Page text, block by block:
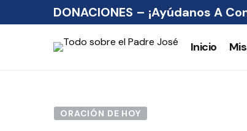
DONACIONES – ¡Ayúdanos A
Inicio
ORACIÓN DE HOY